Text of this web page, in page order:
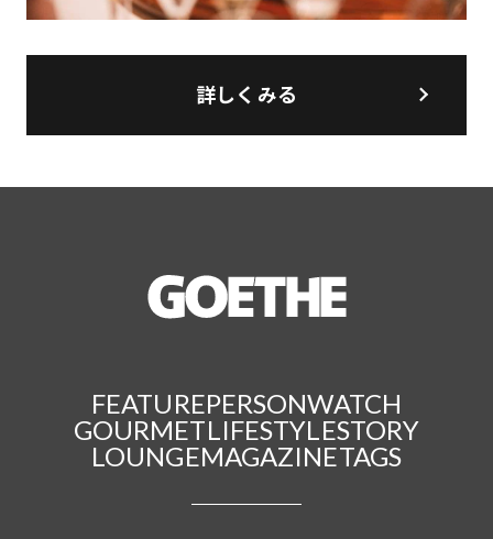
詳しくみる
FEATUREPERSONWATCH
GOURMETLIFESTYLESTORY
LOUNGEMAGAZINETAGS